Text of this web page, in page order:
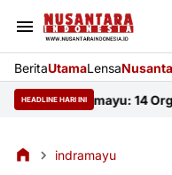
BeritaUtamaLensa
HEADLINE HARI INI
Indramayu: 14
indramayu